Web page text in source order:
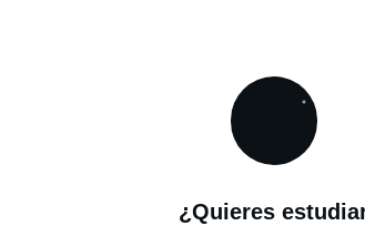
¿Quieres